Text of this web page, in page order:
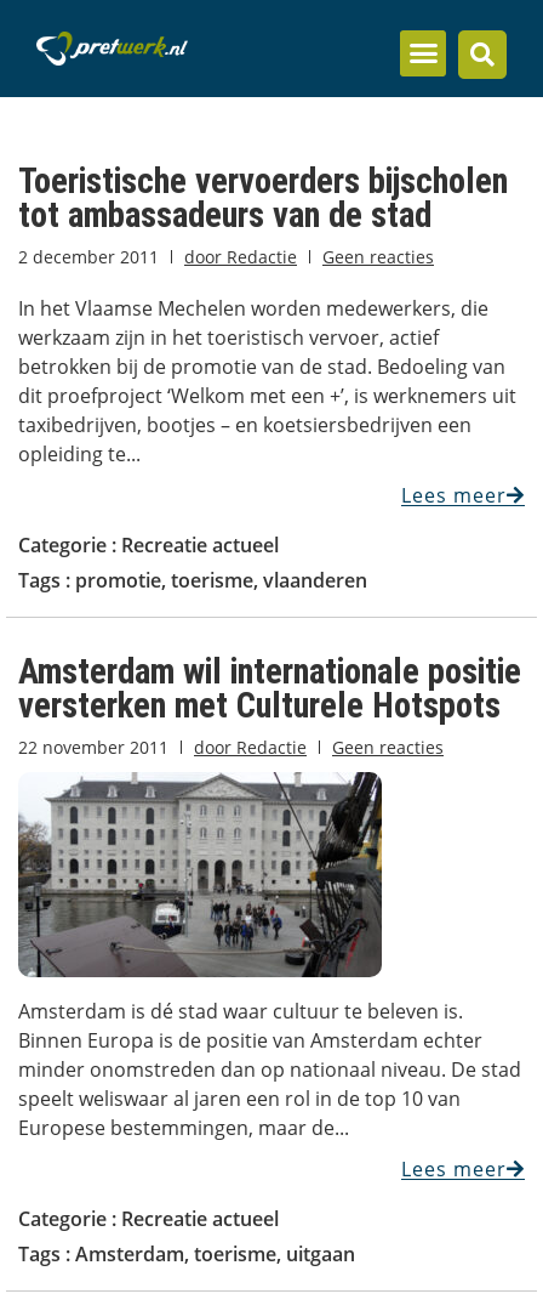
Toeristische vervoerders bijscholen
tot ambassadeurs van de stad
2 december 2011 door Redactie Geen reacties
In het Vlaamse Mechelen worden medewerkers, die
werkzaam zijn in het toeristisch vervoer, actief
betrokken bij de promotie van de stad. Bedoeling van
dit proefproject ‘Welkom met een +’, is werknemers uit
taxibedrijven, bootjes – en koetsiersbedrijven een
opleiding te...
Lees meer
Categorie : Recreatie actueel
Tags : promotie, toerisme, vlaanderen
Amsterdam wil internationale positie
versterken met Culturele Hotspots
22 november 2011 door Redactie Geen reacties
Amsterdam is dé stad waar cultuur te beleven is.
Binnen Europa is de positie van Amsterdam echter
minder onomstreden dan op nationaal niveau. De stad
speelt weliswaar al jaren een rol in de top 10 van
Europese bestemmingen, maar de...
Lees meer
Categorie : Recreatie actueel
Tags :Amsterdam, toerisme, uitgaan